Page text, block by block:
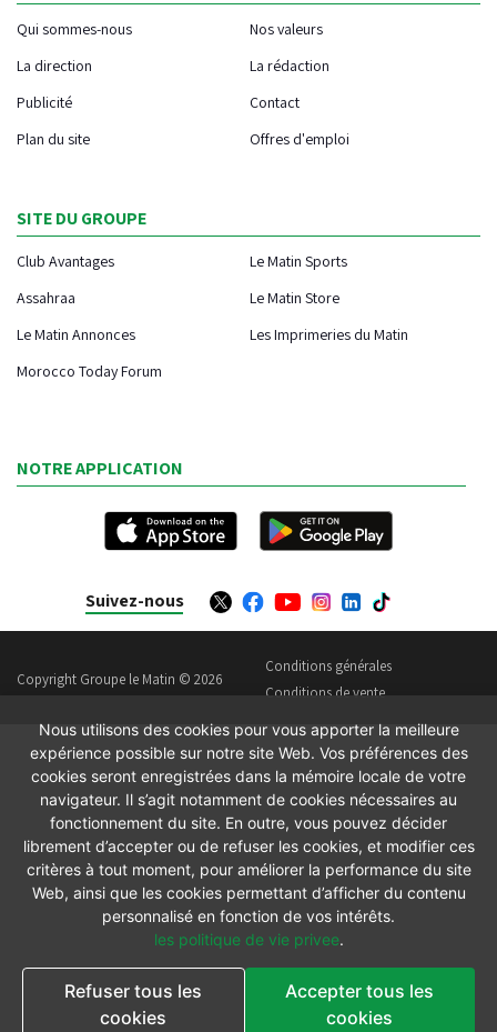
Suivez-nous
Qui sommes-nous
Nos valeurs
La direction
La rédaction
Publicité
Contact
Plan du site
Offres d'emploi
SITE DU GROUPE
Club Avantages
Le Matin Sports
Assahraa
Le Matin Store
Le Matin Annonces
Les Imprimeries du Matin
Morocco Today Forum
NOTRE APPLICATION
Copyright Groupe le Matin © 2026
Conditions générales
Conditions de vente
Nous utilisons des cookies pour vous apporter la meilleure
expérience possible sur notre site Web. Vos préférences des
cookies seront enregistrées dans la mémoire locale de votre
navigateur. Il s’agit notamment de cookies nécessaires au
fonctionnement du site. En outre, vous pouvez décider
librement d’accepter ou de refuser les cookies, et modifier ces
critères à tout moment, pour améliorer la performance du site
Web, ainsi que les cookies permettant d’afficher du contenu
personnalisé en fonction de vos intérêts.
les politique de vie privee.
Refuser tous les
cookies
Accepter tous les
cookies